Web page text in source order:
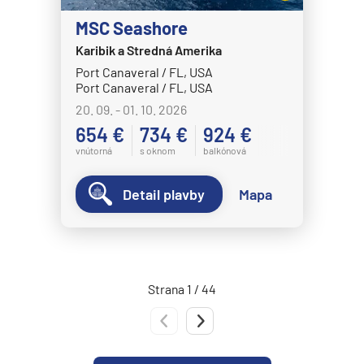
Norwegian Epic
Norwegian Escape
Norwegian Gem
Norwegian Getaway
Norwegian Jade
Norwegian Jewel
Norwegian Joy
Norwegian Luna
Norwegian Sky
Norwegian Spirit
MSC Seashore
Karibik a Stredná Amerika
Port Canaveral / FL, USA
Port Canaveral / FL, USA
20. 09. - 01. 10. 2026
654 €
vnútorná
734 €
s oknom
924 €
balkónová
Detail plavby Mapa
Strana 1 / 44
Predchádzajúca strana